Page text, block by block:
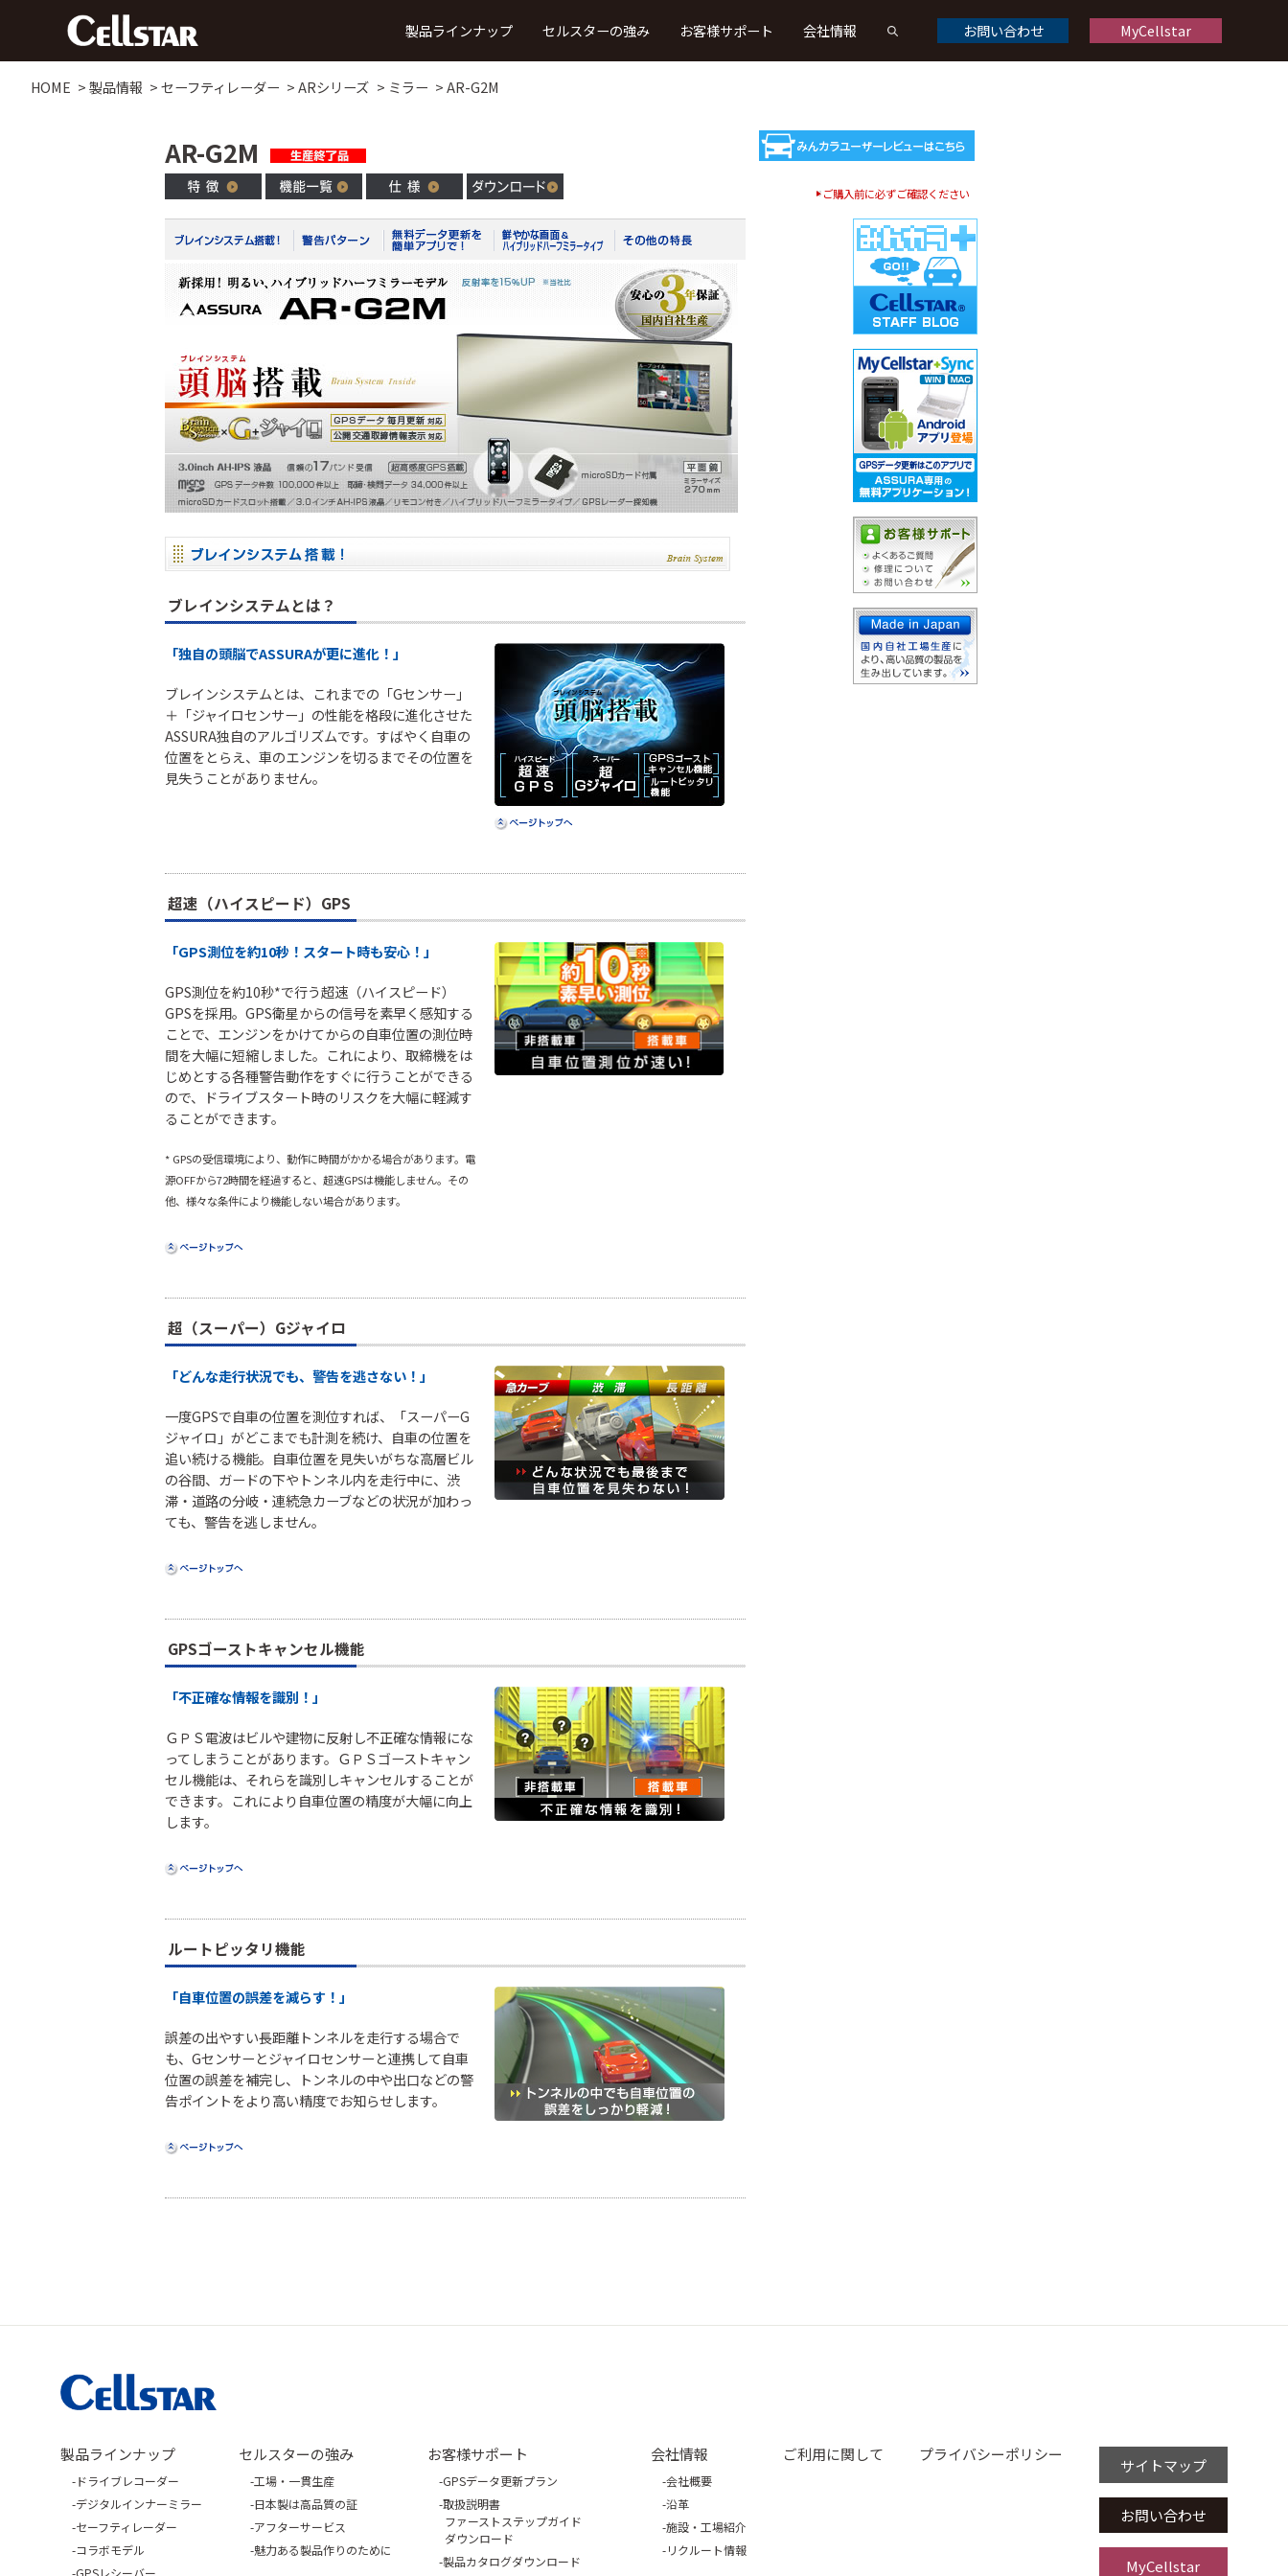
製品ラインナップ
ドライブレコーダー
タイプ
前方・後方録画
タイプ
360° 録画
タイプ
前方・車内録画
タイプ
レーザー、レーダー受信
デジタルインナーミラー
セーフティレーダー
GPSレシーバー レーダー探知機
ホーム電源
セルスターの強み お客様サポート
MyCellstarで更新
SDカード購入で更新 ダウンロード ンナーミラービューア
ドライブレコーダー・デジタルイ
ンナーミラー・セーフティレーダー
接続対応表
OBDII アダプター適合表
よくある質問
会社情報 お問い合わせ MyCellstar
HOME 製品情報 セーフティレーダー ARシリーズ ミラー AR-G2M
AR-G2M
ご購入前に必ずご確認ください
ブレインシステムとは？
「独自の頭脳でASSURAが更に進化！」
ブレインシステムとは、これまでの「Gセンサー」
＋「ジャイロセンサー」の性能を格段に進化させた
ASSURA独自のアルゴリズムです。すばやく自車の
位置をとらえ、車のエンジンを切るまでその位置を
見失うことがありません。
超速（ハイスピード）GPS
「GPS測位を約10秒！スタート時も安心！」
GPS測位を約10秒*で行う超速（ハイスピード）
GPSを採用。GPS衛星からの信号を素早く感知する
ことで、エンジンをかけてからの自車位置の測位時
間を大幅に短縮しました。これにより、取締機をは
じめとする各種警告動作をすぐに行うことができる
ので、ドライブスタート時のリスクを大幅に軽減す
ることができます。
* GPSの受信環境により、動作に時間がかかる場合があります。電
源OFFから72時間を経過すると、超速GPSは機能しません。その
他、様々な条件により機能しない場合があります。
超（スーパー）Gジャイロ
「どんな走行状況でも、警告を逃さない！」
一度GPSで自車の位置を測位すれば、「スーパーG
ジャイロ」がどこまでも計測を続け、自車の位置を
追い続ける機能。自車位置を見失いがちな高層ビル
の谷間、ガードの下やトンネル内を走行中に、渋
滞・道路の分岐・連続急カーブなどの状況が加わっ
ても、警告を逃しません。
GPSゴーストキャンセル機能
「不正確な情報を識別！」
ＧＰＳ電波はビルや建物に反射し不正確な情報にな
ってしまうことがあります。ＧＰＳゴーストキャン
セル機能は、それらを識別しキャンセルすることが
できます。これにより自車位置の精度が大幅に向上
します。
ルートピッタリ機能
「自車位置の誤差を減らす！」
誤差の出やすい長距離トンネルを走行する場合で
も、Gセンサーとジャイロセンサーと連携して自車
位置の誤差を補完し、トンネルの中や出口などの警
告ポイントをより高い精度でお知らせします。
製品ラインナップ
ドライブレコーダー
デジタルインナーミラー
セーフティレーダー
コラボモデル
セルスターの強み
工場・一貫生産
日本製は高品質の証
アフターサービス
魅力ある製品作りのために
お客様サポート
GPSデータ更新プラン
取扱説明書
ファーストステップガイド
ダウンロード
製品カタログダウンロード
会社情報
会社概要
沿革
施設・工場紹介
リクルート情報
ご利用に関して プライバシーポリシー
サイトマップ
お問い合わせ
MyCellstar